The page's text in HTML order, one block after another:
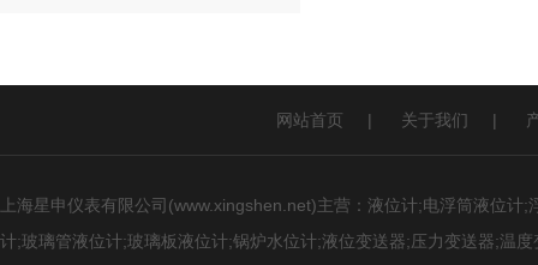
网站首页 | 关于我们 |
上海星申仪表有限公司(www.xingshen.net)主营：液位计;电浮筒液位
计;玻璃管液位计;玻璃板液位计;锅炉水位计;液位变送器;压力变送器;温